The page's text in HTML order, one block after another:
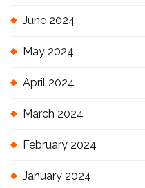
June 2024
May 2024
April 2024
March 2024
February 2024
January 2024